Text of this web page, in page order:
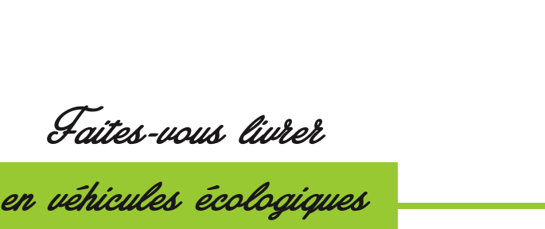
Faites-vous livrer
en véhicules écologiques